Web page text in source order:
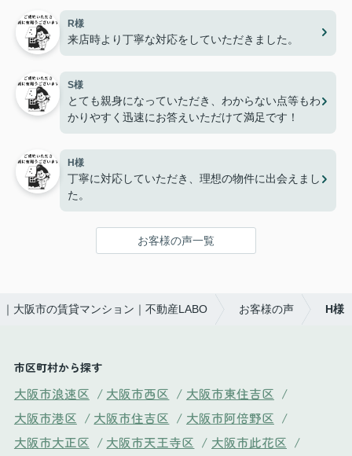
R様
来店時より丁寧な対応をしていただきました。
S様
とても親身になっていただき、わからない点等もわ
かりやすく迅速にお答えいただけて満足です！
H様
丁寧に対応していただき、理想の物件に出会えまし
た。
お客様の声一覧
｜大阪市の賃貸マンション｜不動産LABO お客様の声 H様
市区町村から探す
大阪市浪速区 / 大阪市西区 / 大阪市東住吉区 /
大阪市港区 / 大阪市住吉区 / 大阪市阿倍野区 /
大阪市大正区 / 大阪市天王寺区 / 大阪市此花区 /